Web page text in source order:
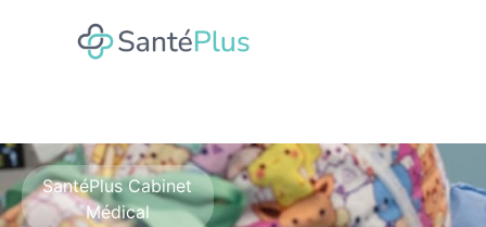
SantéPlus Cabinet
Médical